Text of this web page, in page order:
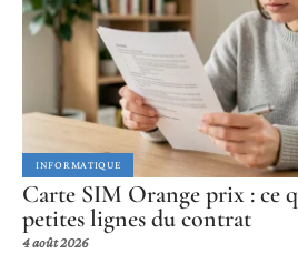
INFORMATIQUE
Carte SIM Orange prix : ce
petites lignes du contrat
4 août 2026